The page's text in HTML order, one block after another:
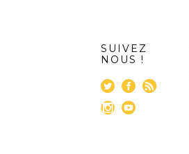
SUIVEZ
NOUS !